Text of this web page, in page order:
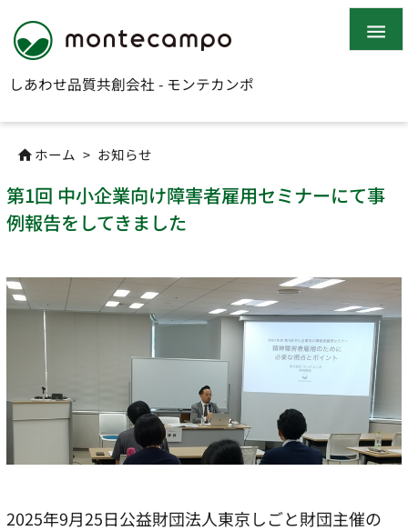
しあわせ品質共創会社 - モンテカンポ

 ホーム > お知らせ
第1回 中小企業向け障害者雇用セミナーにて事
例報告をしてきました
2025年9月25日公益財団法人東京しごと財団主催の